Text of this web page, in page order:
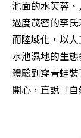
池面的水芙蓉
過度茂密的李
而陸域化，以
水池濕地的生
體驗到穿青蛙
開心，直說「自